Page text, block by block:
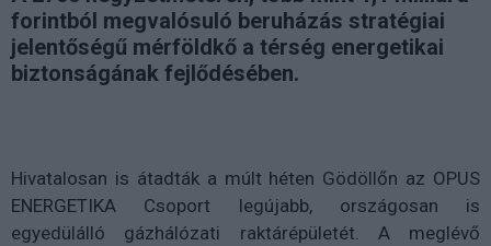
forintból megvalósuló beruházás stratégiai
jelentőségű mérföldkő a térség energetikai
biztonságának fejlődésében.
Hivatalosan is átadták a múlt héten Gödöllőn az OPUS
ENERGETIKA Csoport legújabb, országosan is
egyedülálló gázhálózati raktárépületét. A meglévő